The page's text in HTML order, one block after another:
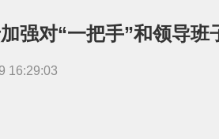
强对“一把手”和领导班
16:29:03